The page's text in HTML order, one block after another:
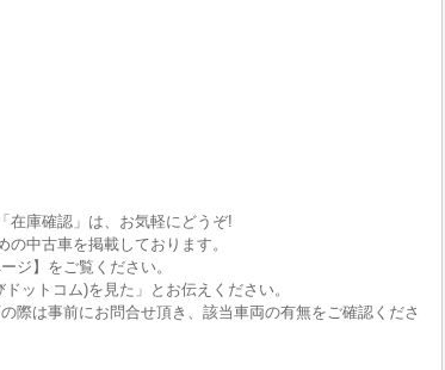
在庫確認」は、お気軽にどうぞ!
中古車を掲載しております。
ジ】をご覧ください。
ットコム)を見た」とお伝えください。
際は事前にお問合せ頂き、該当車両の有無をご確認くださ